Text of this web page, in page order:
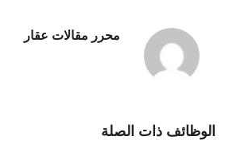
محرر مقالات عقار
الوظائف ذات الصلة